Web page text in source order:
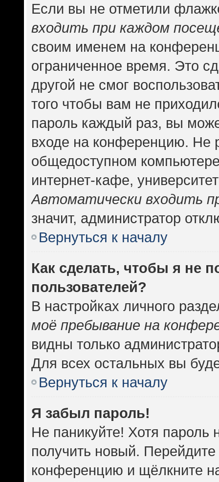
Если вы не отметили
входить при каждом
своим именем на
ограниченное время. Это
другой не смог
того чтобы вам не
пароль каждый раз, вы
входе на конференцию. Не
общедоступном
интернет-кафе,
Автоматически входить
значит, администратор
Вернуться к началу
Как сделать, чтобы я не
пользователей?
В настройках личного
моё пребывание на
видны только
Для всех остальных вы
Вернуться к началу
Я забыл пароль!
Не паникуйте! Хотя пароль
получить новый.
конференцию и щёлкните